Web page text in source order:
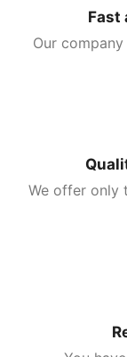
Fast
Our
We offer only